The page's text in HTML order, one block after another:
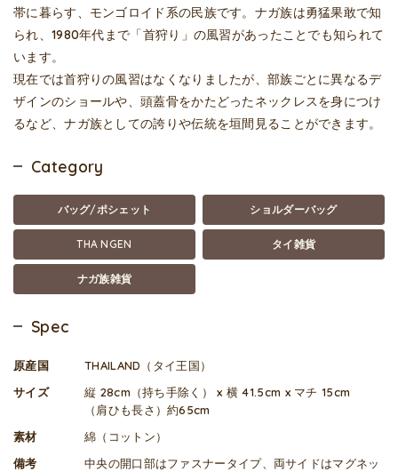
帯に暮らす、モンゴロイド系の民族です。ナガ族は勇猛果敢で知
られ、1980年代まで「首狩り」の風習があったことでも知られて
います。
現在では首狩りの風習はなくなりましたが、部族ごとに異なるデ
ザインのショールや、頭蓋骨をかたどったネックレスを身につけ
るなど、ナガ族としての誇りや伝統を垣間見ることができます。
Category
バッグ/ポシェット ショルダーバッグ
THA NGEN タイ雑貨
ナガ族雑貨
Spec
原産国
THAILAND（タイ王国）
サイズ
縦 28cm（持ち手除く） x 横 41.5cm x マチ 15cm
（肩ひも長さ）約65cm
素材
綿（コットン）
備考
中央の開口部はファスナータイプ、両サイドはマグネッ